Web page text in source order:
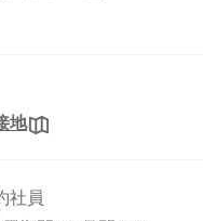
地
社員